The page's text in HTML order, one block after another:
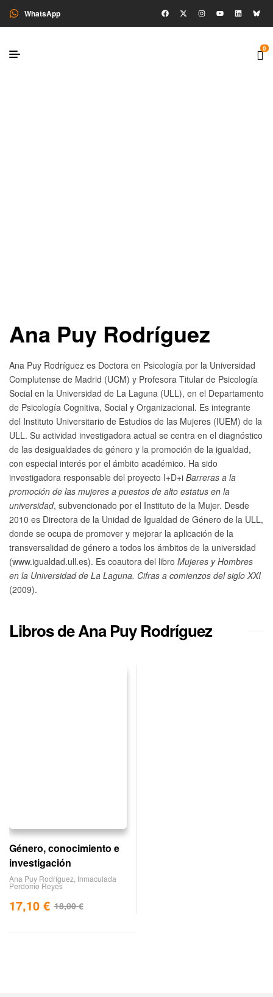
WhatsApp
0
Ana Puy Rodríguez
Ana Puy Rodríguez es Doctora en Psicología por la Universidad
Complutense de Madrid (UCM) y Profesora Titular de Psicología
Social en la Universidad de La Laguna (ULL), en el Departamento
de Psicología Cognitiva, Social y Organizacional. Es integrante
del Instituto Universitario de Estudios de las Mujeres (IUEM) de la
ULL. Su actividad investigadora actual se centra en el diagnóstico
de las desigualdades de género y la promoción de la igualdad,
con especial interés por el ámbito académico. Ha sido
investigadora responsable del proyecto I+D+i Barreras a la
promoción de las mujeres a puestos de alto estatus en la
universidad, subvencionado por el Instituto de la Mujer. Desde
2010 es Directora de la Unidad de Igualdad de Género de la ULL,
donde se ocupa de promover y mejorar la aplicación de la
transversalidad de género a todos los ámbitos de la universidad
(www.igualdad.ull.es). Es coautora del libro Mujeres y Hombres
en la Universidad de La Laguna. Cifras a comienzos del siglo XXI
(2009).
Libros de Ana Puy Rodríguez
Género, conocimiento e
investigación
Ana Puy Rodríguez Inmaculada
Perdomo Reyes
18,00€
17,10 €